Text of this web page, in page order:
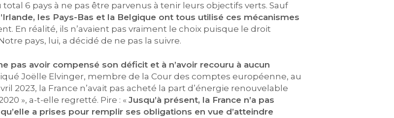
6 pays à ne pas être parvenus à tenir leurs objectifs verts. Sauf
les Pays-Bas et la Belgique ont tous utilisé ces mécanismes
En réalité, ils n’avaient pas vraiment le choix puisque le droit
pays, lui, a décidé de ne pas la suivre.
pas avoir compensé son déficit et à n’avoir recouru à aucun
Joëlle Elvinger, membre de la Cour des comptes européenne, au
2023, la France n’avait pas acheté la part d’énergie renouvelable
», a-t-elle regretté. Pire : « Jusqu’à présent, la France n’a pas
a prises pour remplir ses obligations en vue d’atteindre